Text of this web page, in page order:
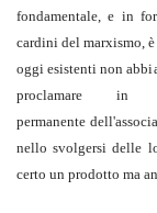
fondamentale, e in
cardini del marxismo,
oggi esistenti non
proclamare
in
permanente
nello svolgersi delle
certo un prodotto ma